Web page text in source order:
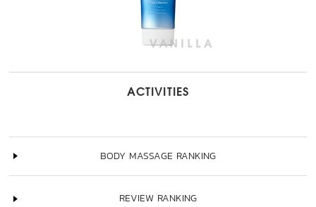
ACTIVITIES
BODY MASSAGE RANKING
REVIEW RANKING